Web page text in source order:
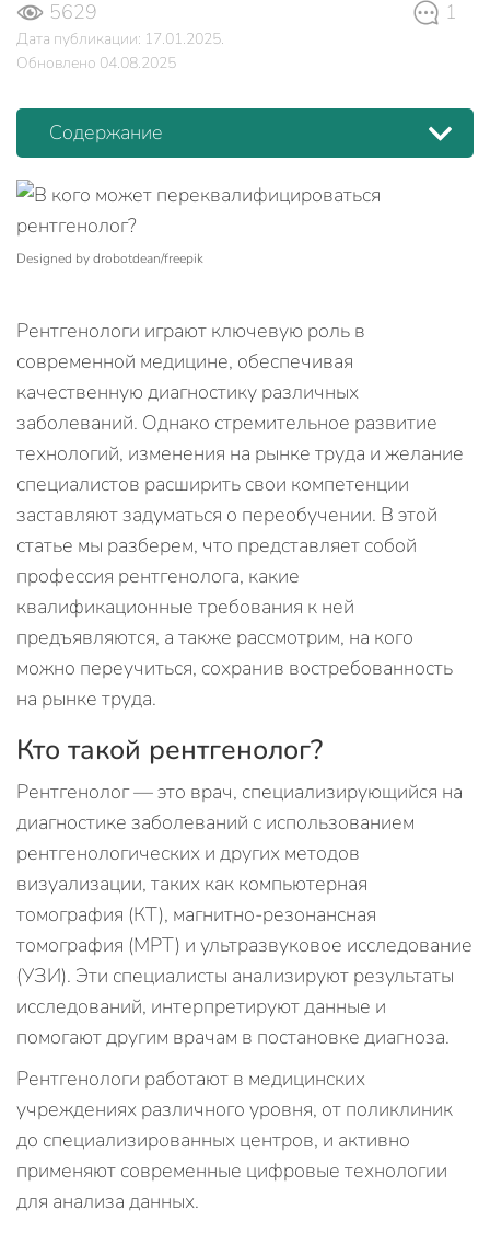
5629 1
Дата публикации: 17.01.2025.
Обновлено 04.08.2025
Содержание
Designed by drobotdean/freepik
Рентгенологи играют ключевую роль в
современной медицине, обеспечивая
качественную диагностику различных
заболеваний. Однако стремительное развитие
технологий, изменения на рынке труда и желание
специалистов расширить свои компетенции
заставляют задуматься о переобучении. В этой
статье мы разберем, что представляет собой
профессия рентгенолога, какие
квалификационные требования к ней
предъявляются, а также рассмотрим, на кого
можно переучиться, сохранив востребованность
на рынке труда.
Кто такой рентгенолог?
Рентгенолог — это врач, специализирующийся на
диагностике заболеваний с использованием
рентгенологических и других методов
визуализации, таких как компьютерная
томография (КТ), магнитно-резонансная
томография (МРТ) и ультразвуковое исследование
(УЗИ). Эти специалисты анализируют результаты
исследований, интерпретируют данные и
помогают другим врачам в постановке диагноза.
Рентгенологи работают в медицинских
учреждениях различного уровня, от поликлиник
до специализированных центров, и активно
применяют современные цифровые технологии
для анализа данных.